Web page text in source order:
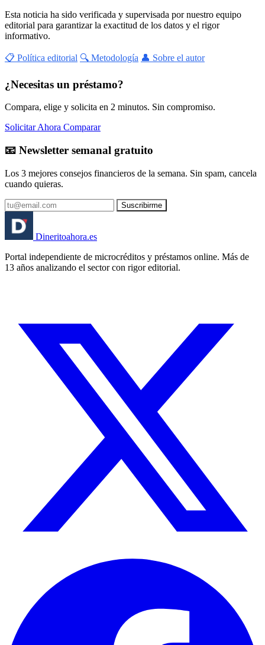
Esta noticia ha sido verificada y supervisada por nuestro equipo
editorial para garantizar la exactitud de los datos y el rigor
informativo.
📋 Política editorial 🔍 Metodología 👤 Sobre el autor
¿Necesitas un préstamo?
Compara, elige y solicita en 2 minutos. Sin compromiso.
Solicitar Ahora Comparar
📧 Newsletter semanal gratuito
Los 3 mejores consejos financieros de la semana. Sin spam, cancela
cuando quieras.
Suscribirme
Dineritoahora.es
Portal independiente de microcréditos y préstamos online. Más de
13 años analizando el sector con rigor editorial.